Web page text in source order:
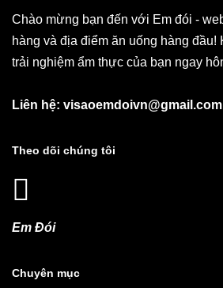
Chào mừng bạn đến với Em đói -
hàng và địa điểm ăn uống hàng đầu!
trải nghiệm ẩm thực của bạn ngay
Liên hệ: visaoemdoivn@gmail.com
Theo dõi chúng tôi
Em Đói
Chuyên mục